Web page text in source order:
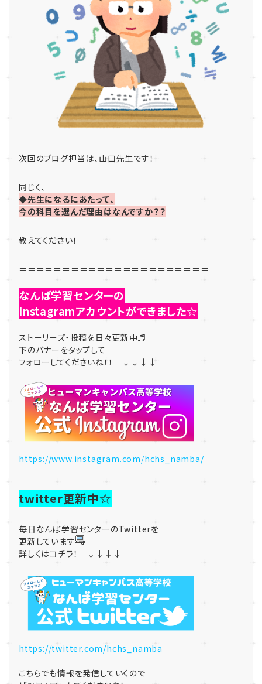
次回のブログ担当は、山口先生です！
同じく、
◆先生になるにあたって、
今の科目を選んだ理由はなんですか？？
教えてください！
＝＝＝＝＝＝＝＝＝＝＝＝＝＝＝＝＝＝＝＝＝＝
なんば学習センターの
Instagramアカウントができました☆
ストーリーズ・投稿を日々更新中♬
下のバナーをタップして
フォローしてくださいね！！ ↓↓↓↓
https://www.instagram.com/hchs_namba/
twitter更新中☆
毎日なんば学習センターのTwitterを
更新しています
詳しくはコチラ！ ↓↓↓↓
https://twitter.com/hchs_namba
こちらでも情報を発信していくので